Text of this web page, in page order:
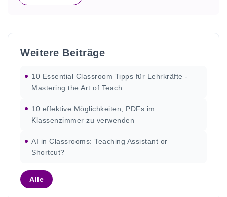
Weitere Beiträge
10 Essential Classroom Tipps für Lehrkräfte -
Mastering the Art of Teach
10 effektive Möglichkeiten, PDFs im
Klassenzimmer zu verwenden
AI in Classrooms: Teaching Assistant or
Shortcut?
Alle